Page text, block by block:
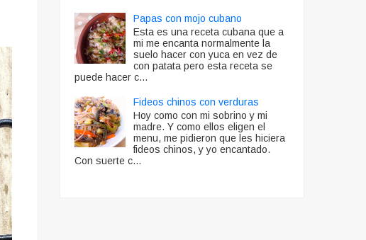
Papas con mojo cubano
Esta es una receta cubana que a
mi me encanta normalmente la
suelo hacer con yuca en vez de
con patata pero esta receta se
puede hacer c...
Fideos chinos con verduras
Hoy como con mi sobrino y mi
madre. Y como ellos eligen el
menu, me pidieron que les hiciera
fideos chinos, y yo encantado.
Con suerte c...